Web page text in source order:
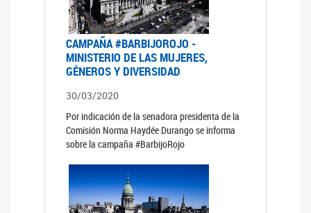
CAMPAÑA #BARBIJOROJO -
MINISTERIO DE LAS MUJERES,
GÉNEROS Y DIVERSIDAD
30/03/2020
Por indicación de la senadora presidenta de la
Comisión Norma Haydée Durango se informa
sobre la campaña #BarbijoRojo